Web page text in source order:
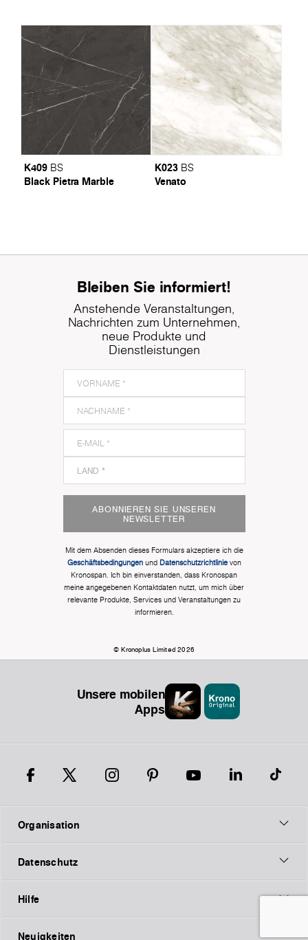
K409 BS
Black Pietra Marble
K023 BS
Venato
Bleiben Sie informiert!
Anstehende Veranstaltungen,
Nachrichten zum Unternehmen,
neue Produkte und
Dienstleistungen
ABONNIEREN SIE UNSEREN
NEWSLETTER
Mit dem Absenden dieses Formulars akzeptiere ich die
Geschäftsbedingungenund Datenschutzrichtlinievon
Kronospan. Ich bin einverstanden, dass Kronospan
meine angegebenen Kontaktdaten nutzt, um mich über
relevante Produkte, Services und Veranstaltungen zu
informieren.
© Kronoplus Limited 2026
Unsere mobilen
Apps
Organisation
Datenschutz
Hilfe
Neuigkeiten